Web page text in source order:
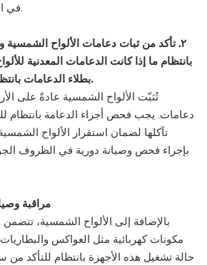
في الشتاء، يجب إزالتها فورًا.
٢. تأكد من ثبات دعامات الألواح
بانتظام ما إذا كانت الدعامات المعدنية
بطلاء الدعامات بانتظام لمعالجتها ضد التآكل.
تُثبّت الألواح الشمسية عادةً على
دعامات. يجب فحص أجزاء الدعامة بانتظام
تآكلها لضمان استقرار الألواح
بإجراء فحص وصيانة دورية في الظروف
3. مراقبة
بالإضافة إلى الألواح الشمسية،
مكونات كهربائية مثل العواكس
حالة تشغيل هذه الأجهزة بانتظام للتأكد من